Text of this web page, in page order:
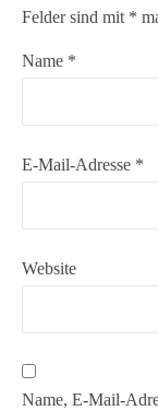
Felder sind mit *
Name *
E-Mail-Adresse *
Website
Name, E-Mail-